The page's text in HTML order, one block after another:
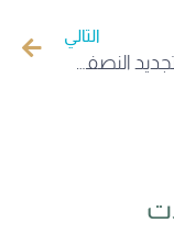
التالي